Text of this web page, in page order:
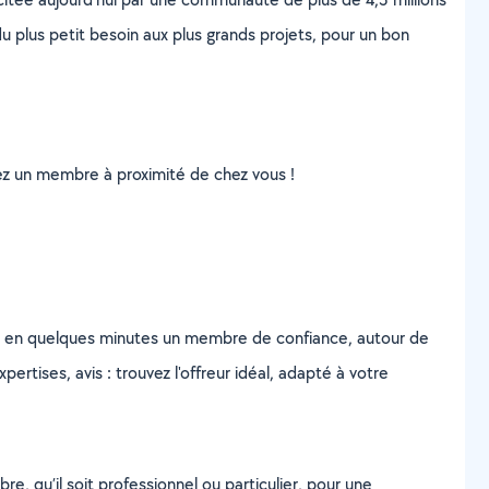
plus petit besoin aux plus grands projets, pour un bon
un membre à proximité de chez vous !
quelques minutes un membre de confiance, autour de
avis : trouvez l'offreur idéal, adapté à votre
qu’il soit professionnel ou particulier, pour une